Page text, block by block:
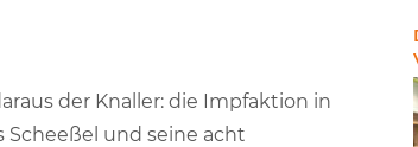
der Knaller: die Impfaktion in
Scheeßel und seine acht